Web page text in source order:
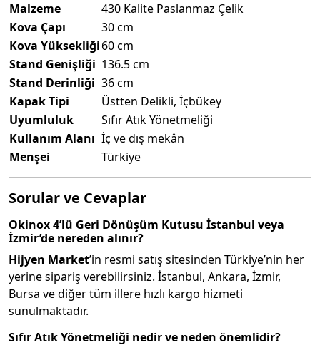
Malzeme
430 Kalite Paslanmaz Çelik
Kova Çapı
30 cm
Kova Yüksekliği60 cm
Stand Genişliği 136.5 cm
Stand Derinliği 36 cm
Kapak Tipi
Üstten Delikli, İçbükey
Uyumluluk
Sıfır Atık Yönetmeliği
Kullanım Alanı İç ve dış mekân
Menşei
Türkiye
Sorular ve Cevaplar
Okinox 4’lü Geri Dönüşüm Kutusu İstanbul veya
İzmir’de nereden alınır?
Hijyen Market’in resmi satış sitesinden Türkiye’nin her
yerine sipariş verebilirsiniz. İstanbul, Ankara, İzmir,
Bursa ve diğer tüm illere hızlı kargo hizmeti
sunulmaktadır.
Sıfır Atık Yönetmeliği nedir ve neden önemlidir?